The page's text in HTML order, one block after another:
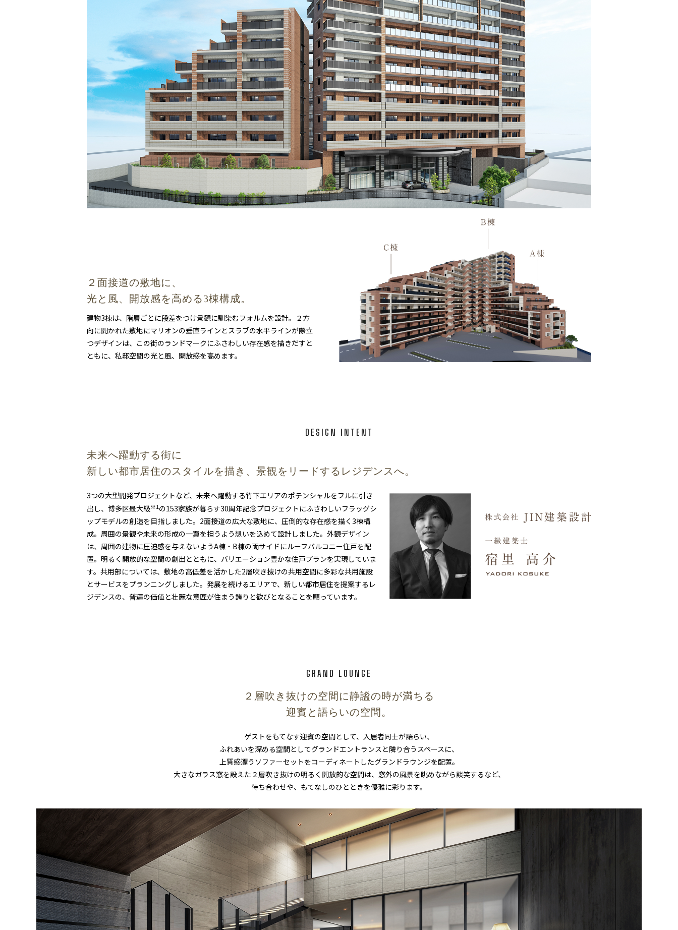
２面接道の敷地に、
光と風、開放感を高める3棟構成。
建物3棟は、階層ごとに段差をつけ景観に馴染むフォルムを設計。２方
向に開かれた敷地にマリオンの垂直ラインとスラブの水平ラインが際立
つデザインは、この街のランドマークにふさわしい存在感を描きだすと
ともに、私邸空間の光と風、開放感を高めます。
DESIGN INTENT
未来へ躍動する街に
新しい都市居住のスタイルを描き、 景観をリードするレジデンスへ。
3つの大型開発プロジェクトなど、未来へ躍動する竹下エリアのポテンシャルをフルに引き
出し、博多区最大級※1の153家族が暮らす30周年記念プロジェクトにふさわしいフラッグシ
ップモデルの創造を目指しました。2面接道の広大な敷地に、圧倒的な存在感を描く3棟構
成。周囲の景観や未来の形成の一翼を担うよう想いを込めて設計しました。外観デザイン
は、周囲の建物に圧迫感を与えないようA棟・B棟の両サイドにルーフバルコニー住戸を配
置。明るく開放的な空間の創出とともに、バリエーション豊かな住戸プランを実現していま
す。共用部については、敷地の高低差を活かした2層吹き抜けの共用空間に多彩な共用施設
とサービスをプランニングしました。発展を続けるエリアで、新しい都市居住を提案するレ
ジデンスの、普遍の価値と壮麗な意匠が住まう誇りと歓びとなることを願っています。
GRAND LOUNGE
２層吹き抜けの空間に静謐の時が満ちる
迎賓と語らいの空間。
ゲストをもてなす迎賓の空間として、入居者同士が語らい、
ふれあいを深める空間としてグランドエントランスと隣り合うスペースに、
上質感漂うソファーセットをコーディネートしたグランドラウンジを配置。
大きなガラス窓を設えた２層吹き抜けの明るく開放的な空間は、窓外の風景を眺めながら談笑するなど、
待ち合わせや、もてなしのひとときを優雅に彩ります。